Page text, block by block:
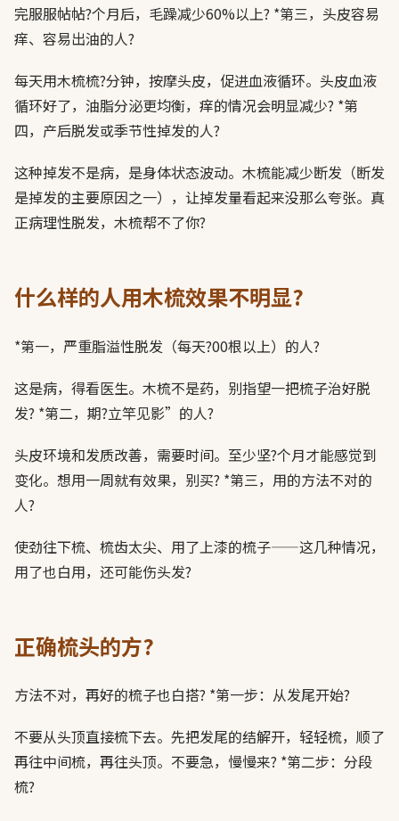
完服服帖帖?个月后，毛躁减少60%以上? *第三，头皮容易
痒、容易出油的人?
每天用木梳梳?分钟，按摩头皮，促进血液循环。头皮血液
循环好了，油脂分泌更均衡，痒的情况会明显减少? *第
四，产后脱发或季节性掉发的人?
这种掉发不是病，是身体状态波动。木梳能减少断发（断发
是掉发的主要原因之一），让掉发量看起来没那么夸张。真
正病理性脱发，木梳帮不了你?
什么样的人用木梳效果不明显?
*第一，严重脂溢性脱发（每天?00根以上）的人?
这是病，得看医生。木梳不是药，别指望一把梳子治好脱
发? *第二，期?立竿见影”的人?
头皮环境和发质改善，需要时间。至少坚?个月才能感觉到
变化。想用一周就有效果，别买? *第三，用的方法不对的
人?
使劲往下梳、梳齿太尖、用了上漆的梳子——这几种情况，
用了也白用，还可能伤头发?
正确梳头的方?
方法不对，再好的梳子也白搭? *第一步：从发尾开始?
不要从头顶直接梳下去。先把发尾的结解开，轻轻梳，顺了
再往中间梳，再往头顶。不要急，慢慢来? *第二步：分段
梳?